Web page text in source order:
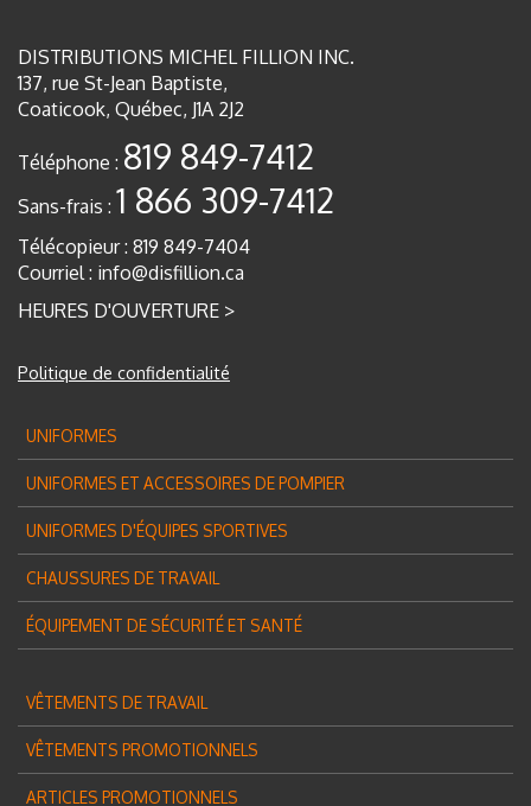
DISTRIBUTIONS MICHEL FILLION INC.
137, rue St-Jean Baptiste,
Coaticook, Québec, J1A 2J2
Téléphone : 819 849-7412
Sans-frais : 1 866 309-7412
Télécopieur : 819 849-7404
Courriel : info@disfillion.ca
HEURES D'OUVERTURE >
Politique de confidentialité
UNIFORMES
UNIFORMES ET ACCESSOIRES DE POMPIER
UNIFORMES D'ÉQUIPES SPORTIVES
CHAUSSURES DE TRAVAIL
ÉQUIPEMENT DE SÉCURITÉ ET SANTÉ
VÊTEMENTS DE TRAVAIL
VÊTEMENTS PROMOTIONNELS
ARTICLES PROMOTIONNELS